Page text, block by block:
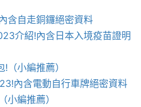
含自走銅鑼絕密資料
介紹!內含日本入境疫苗證明
（小編推薦）
內含電動自行車牌絕密資料
編推薦）